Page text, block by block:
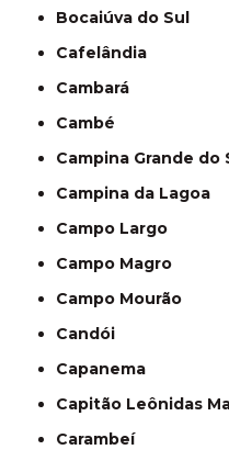
Bocaiúva do Sul
Cafelândia
Cambará
Cambé
Campina Grande do
Campina da Lagoa
Campo Largo
Campo Magro
Campo Mourão
Candói
Capanema
Capitão Leônidas
Carambeí